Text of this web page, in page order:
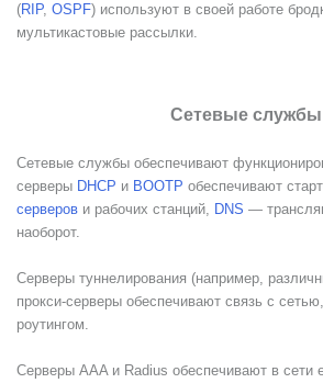
(RIP, OSPF) используют в своей работе
мультикастовые рассылки.
Сетевые службы
Сетевые службы обеспечивают
серверы DHCP и BOOTP обеспечивают
серверов и рабочих станций, DNS —
наоборот.
Серверы туннелирования (например,
прокси-серверы обеспечивают связь с
роутингом.
Серверы AAA и Radius обеспечивают в сети